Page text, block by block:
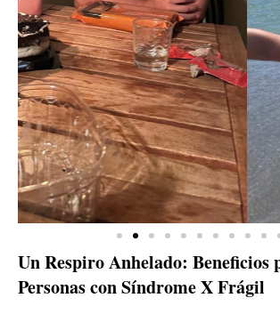
Un Respiro Anhelado: Beneficios
Personas con Síndrome X Frágil